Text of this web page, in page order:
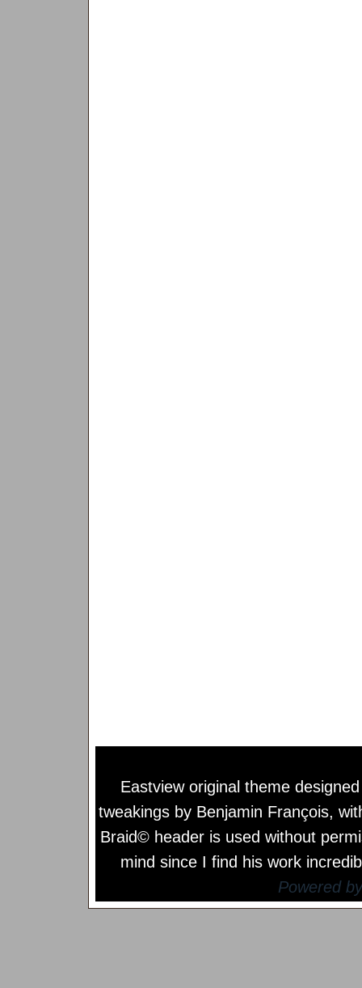
Eastview original theme
tweakings by Benjamin François,
Braid© header is used without
mind since I find his work
Powered